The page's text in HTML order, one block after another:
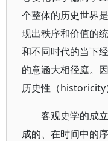
个整体的历史世界
现出秩序和价值的
和不同时代的当下
的意涵大相径庭。
历史性（historicity
客观史学的成
成的、在时间中的